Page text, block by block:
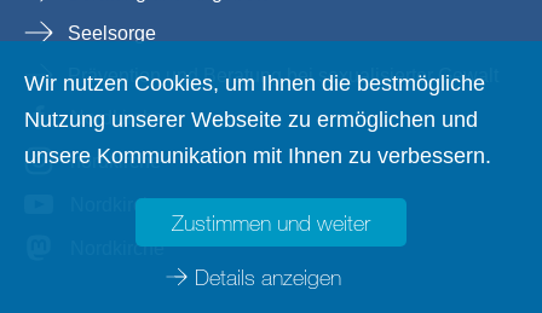
Seelsorge
Prävention und Beratung bei sexualisierter Gewalt
Nordkirche
nordkirche
Nordkirche
Nordkirche
Wir nutzen Cookies, um Ihnen die bestmögliche
Nutzung unserer Webseite zu ermöglichen und
unsere Kommunikation mit Ihnen zu verbessern.
Zustimmen und weiter
Details anzeigen